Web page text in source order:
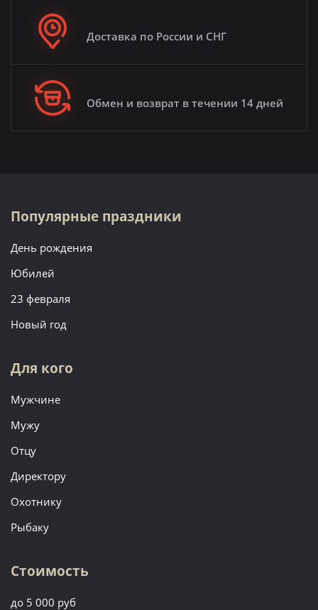
Доставка по России и СНГ
Обмен и возврат в течении 14 дней
Популярные праздники
День рождения
Юбилей
23 февраля
Новый год
Для кого
Мужчине
Мужу
Отцу
Директору
Охотнику
Рыбаку
Стоимость
до 5 000 руб